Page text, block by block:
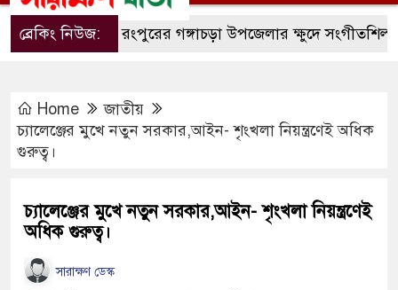
ব্রেকিং নিউজ:রংপুরের গঙ্গাচড়া উপজেলার ক্ষুদে সংগীতশিল্পী
Home
জাতীয়
চ্যালেঞ্জের মুখে নতুন সরকার,আইন- শৃংখলা নিয়ন্ত্রণেই অধিক
গুরুত্ব।
চ্যালেঞ্জের মুখে নতুন সরকার,আইন- শৃংখলা নিয়ন্ত্রণেই
অধিক গুরুত্ব।
সারাক্ষণ ডেস্ক